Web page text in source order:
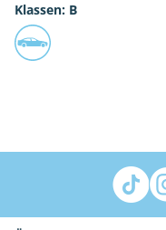
Klassen: B